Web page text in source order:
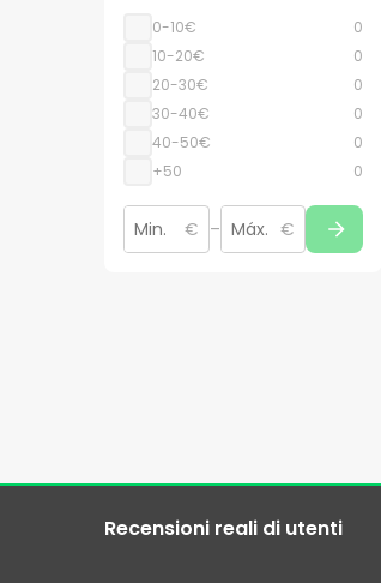
0-10€
0
10-20€
0
20-30€
0
30-40€
0
40-50€
0
+50
0
€ – €
Recensioni reali di utenti